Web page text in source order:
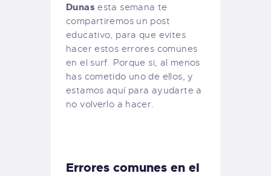
Dunas esta semana te
compartiremos un post
educativo, para que evites
hacer estos errores comunes
en el surf. Porque si, al menos
has cometido uno de ellos, y
estamos aquí para ayudarte a
no volverlo a hacer.
Errores comunes en el